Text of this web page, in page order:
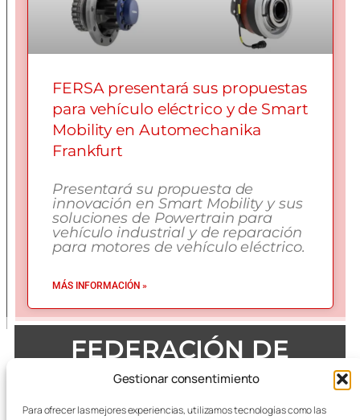
Gestionar consentimiento
Para ofrecer las mejores experiencias, utilizamos tecnologías como las
FERSA presentará sus propuestas
para vehículo eléctrico y de Smart
Mobility en Automechanika
Frankfurt
Presentará su propuesta de
innovación en Smart Mobility y sus
soluciones de Powertrain para
vehículo industrial y de reparación
para motores de vehículo eléctrico.
MÁS INFORMACIÓN »
FEDERACIÓN DE
EMPRESAS DEL METAL
DE ZARAGOZA